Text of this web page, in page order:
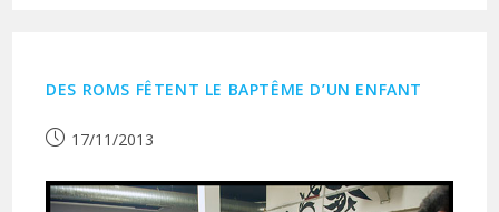
DES ROMS FÊTENT LE BAPTÊME D’UN ENFANT
Publication
17/11/2013